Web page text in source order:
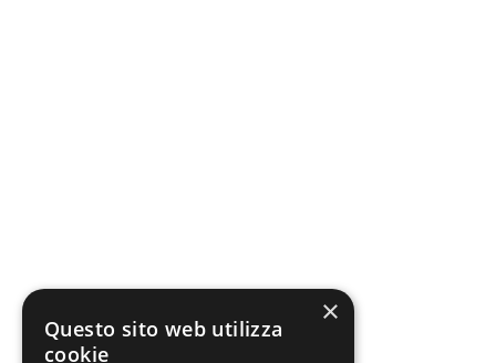
×
Questo sito web utilizza
cookie